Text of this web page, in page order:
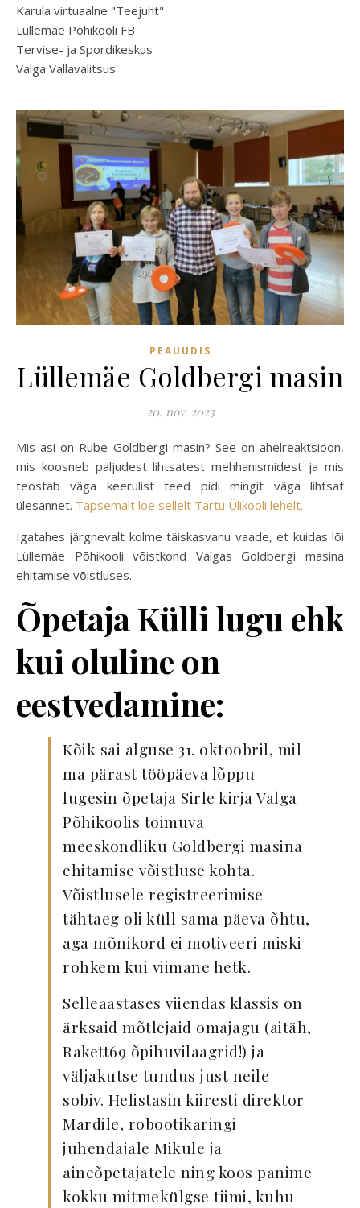
Karula virtuaalne "Teejuht"
Lüllemäe Põhikooli FB
Tervise- ja Spordikeskus
Valga Vallavalitsus
PEAUUDIS
Lüllemäe Goldbergi masin
20. nov. 2023
Mis asi on Rube Goldbergi masin? See on ahelreaktsioon,
mis koosneb paljudest lihtsatest mehhanismidest ja mis
teostab väga keerulist teed pidi mingit väga lihtsat
ülesannet. Täpsemalt loe sellelt Tartu Ülikooli lehelt.
Igatahes järgnevalt kolme täiskasvanu vaade, et kuidas lõi
Lüllemäe Põhikooli võistkond Valgas Goldbergi masina
ehitamise võistluses.
Õpetaja Külli lugu ehk
kui oluline on
eestvedamine:
Kõik sai alguse 31. oktoobril, mil
ma pärast tööpäeva lõppu
lugesin õpetaja Sirle kirja Valga
Põhikoolis toimuva
meeskondliku Goldbergi masina
ehitamise võistluse kohta.
Võistlusele registreerimise
tähtaeg oli küll sama päeva õhtu,
aga mõnikord ei motiveeri miski
rohkem kui viimane hetk.
Selleaastases viiendas klassis on
ärksaid mõtlejaid omajagu (aitäh,
Rakett69 õpihuvilaagrid!) ja
väljakutse tundus just neile
sobiv. Helistasin kiiresti direktor
Mardile, robootikaringi
juhendajale Mikule ja
aineõpetajatele ning koos panime
kokku mitmekülgse tiimi, kuhu